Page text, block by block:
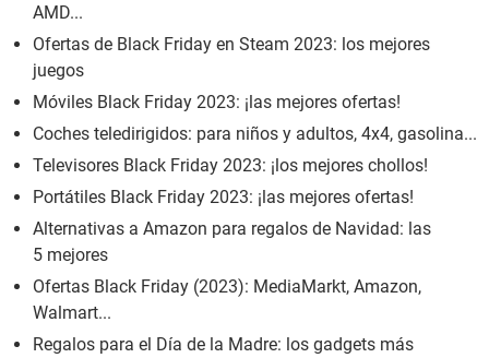
AMD...
Ofertas de Black Friday en Steam 2023: los mejores
juegos
Móviles Black Friday 2023: ¡las mejores ofertas!
Coches teledirigidos: para niños y adultos, 4x4, gasolina...
Televisores Black Friday 2023: ¡los mejores chollos!
Portátiles Black Friday 2023: ¡las mejores ofertas!
Alternativas a Amazon para regalos de Navidad: las
5 mejores
Ofertas Black Friday (2023): MediaMarkt, Amazon,
Walmart...
Regalos para el Día de la Madre: los gadgets más